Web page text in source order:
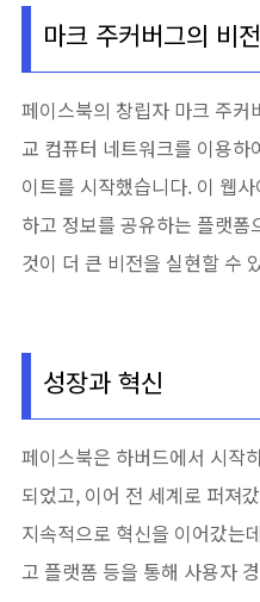
마크 주커버그의 비전
페이스북의 창립자 마크 주
교 컴퓨터 네트워크를 이용
이트를 시작했습니다. 이 웹
하고 정보를 공유하는 플랫
것이 더 큰 비전을 실현할 수
성장과 혁신
페이스북은 하버드에서 시작
되었고, 이어 전 세계로 퍼져
지속적으로 혁신을 이어갔는
고 플랫폼 등을 통해 사용자